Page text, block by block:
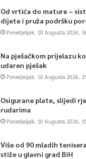
Od vrtića do mature –
dijete i pruža podršku
Ponedjeljak, 10 Augusta 2026,
Na pješačkom prijelazu
udaren pješak
Ponedjeljak, 10 Augusta 2026,
Osigurane plate, slijedi
rudarima
Ponedjeljak, 10 Augusta 2026,
Više od 90 mladih
stiže u glavni grad BiH